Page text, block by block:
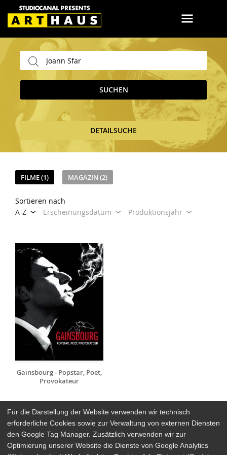
SUCHEN
DETAILSUCHE
FILME (1) MAGAZIN (2)
Sortieren nach
A-Z
Erscheinungsdatum Produktionsjahr
Gainsbourg - Popstar, Poet,
Provokateur
Arthaus Stores
Für die Darstellung der Website verwenden wir technisch
erforderliche Cookies sowie zur Verwaltung von externen Diensten
den Google Tag Manager. Zusätzlich verwenden wir zur
Optimierung unserer Website die Dienste von Google Analytics